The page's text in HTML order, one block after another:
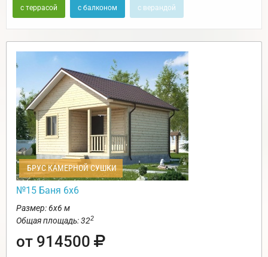
с террасой с балконом с верандой
БРУС КАМЕРНОЙ СУШКИ
№15 Баня 6х6
Размер: 6х6 м
Общая площадь: 322
от 914500